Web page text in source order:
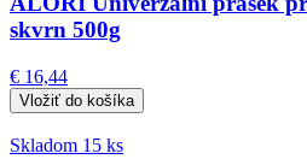
skvrn 500g
€ 16,44
Skladom 15 ks